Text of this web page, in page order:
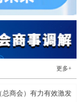
更多+
商会）有力有效激发